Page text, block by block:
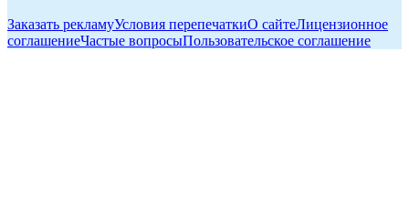
Заказать рекламуУсловия перепечаткиО сайтеЛицензионное
соглашениеЧастые вопросыПользовательское соглашение